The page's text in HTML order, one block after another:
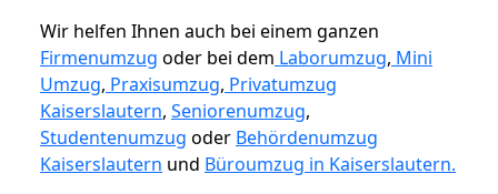
Wir helfen Ihnen auch bei einem ganzen
Firmenumzug oder bei dem Laborumzug, Mini
Umzug, Praxisumzug, Privatumzug
Kaiserslautern, Seniorenumzug,
Studentenumzug oder Behördenumzug
Kaiserslautern und Büroumzug in Kaiserslautern.